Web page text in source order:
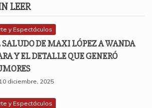
LEER
y Espectáculos
SALUDO DE MAXI LÓPEZ A WANDA
Y EL DETALLE QUE GENERÓ
10 diciembre, 2025
y Espectáculos